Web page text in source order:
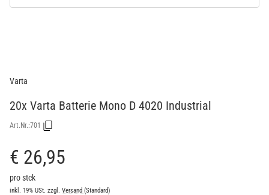
Varta
20x Varta Batterie Mono D 4020 Industrial
Art.Nr.:701
€ 26,95
pro stck
inkl. 19% USt. zzgl. Versand (Standard)